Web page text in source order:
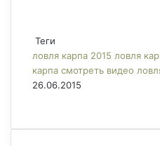
Теги
ловля карпа 2015 ловля
карпа смотреть видео
26.06.2015
cnонssalb
ч